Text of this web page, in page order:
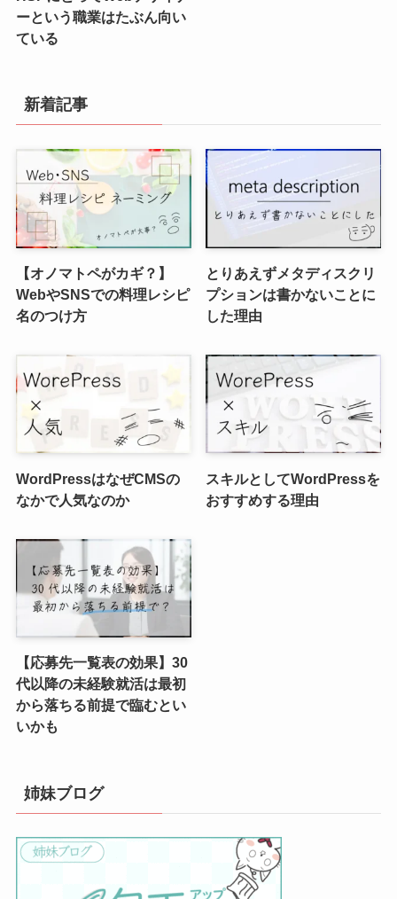
ーという職業はたぶん向い
ている
新着記事
【オノマトペがカギ？】
WebやSNSでの料理レシピ
名のつけ方
とりあえずメタディスクリ
プションは書かないことに
した理由
WordPressはなぜCMSの
なかで人気なのか
スキルとしてWordPressを
おすすめする理由
【応募先一覧表の効果】30
代以降の未経験就活は最初
から落ちる前提で臨むとい
いかも
姉妹ブログ